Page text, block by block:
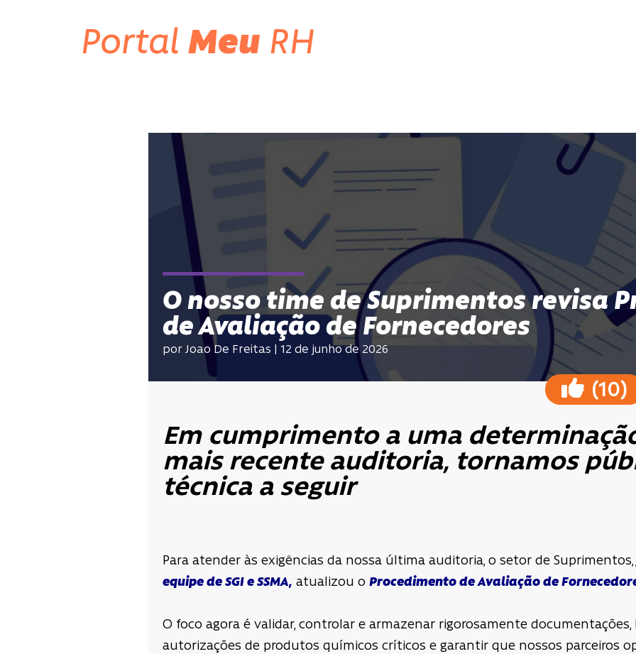
Portal Meu RH
O nosso time de Suprimentos revisa
de Avaliação de Fornecedores
por Joao De Freitas | 12 de junho de 2026
(10)
Em cumprimento a uma
mais recente auditoria, tornamos
técnica a seguir
Para atender às exigências da nossa última auditoria, o setor de Suprimentos,
equipe de SGI e SSMA, atualizou o Procedimento de Avaliação de
O foco agora é validar, controlar e armazenar rigorosamente
autorizações de produtos químicos críticos e garantir que nossos parceiros